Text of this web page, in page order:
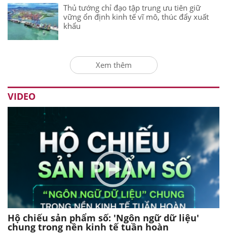
Thủ tướng chỉ đạo tập trung ưu tiên giữ
vững ổn định kinh tế vĩ mô, thúc đẩy xuất
khẩu
Xem thêm
VIDEO
Hộ chiếu sản phẩm số: 'Ngôn ngữ dữ liệu'
chung trong nền kinh tế tuần hoàn